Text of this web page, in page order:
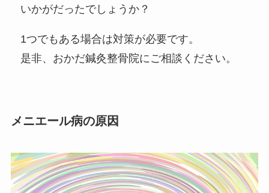
いかがだったでしょうか？
1つでもある場合は対策が必要です。
是非、おかだ鍼灸整骨院にご相談ください。
メニエール病の原因